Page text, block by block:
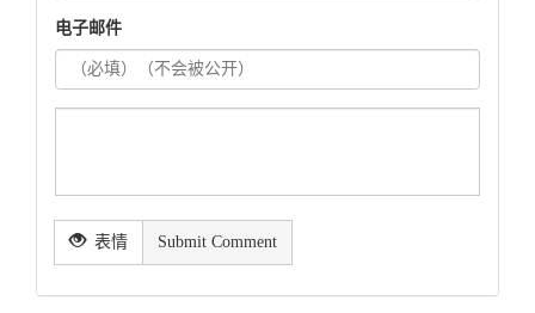
电子邮件
表情 Submit Comment